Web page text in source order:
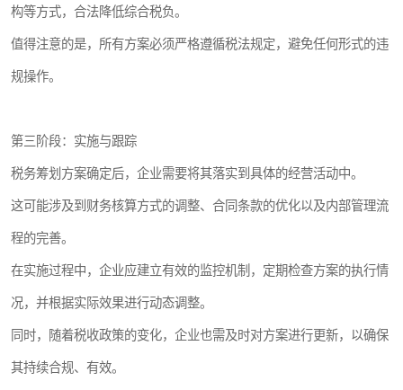
构等方式，合法降低综合税负。
值得注意的是，所有方案必须严格遵循税法规定，避免任何形式的违
规操作。
第三阶段：实施与跟踪
税务筹划方案确定后，企业需要将其落实到具体的经营活动中。
这可能涉及到财务核算方式的调整、合同条款的优化以及内部管理流
程的完善。
在实施过程中，企业应建立有效的监控机制，定期检查方案的执行情
况，并根据实际效果进行动态调整。
同时，随着税收政策的变化，企业也需及时对方案进行更新，以确保
其持续合规、有效。